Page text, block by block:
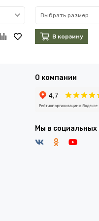
Выбрать размер
В корзину
О компании
Мы в социальных